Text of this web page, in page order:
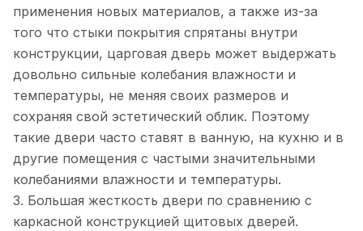
применения новых материалов, а также из-за
того что стыки покрытия спрятаны внутри
конструкции, царговая дверь может выдержать
довольно сильные колебания влажности и
температуры, не меняя своих размеров и
сохраняя свой эстетический облик. Поэтому
такие двери часто ставят в ванную, на кухню и в
другие помещения с частыми значительными
колебаниями влажности и температуры.
3. Большая жесткость двери по сравнению с
каркасной конструкцией щитовых дверей.